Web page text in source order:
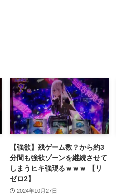
【強欲】残ゲーム数？から約3
分間も強欲ゾーンを継続させて
しまうヒキ強現るｗｗｗ 【リ
ゼロ2】
2024年10月27日